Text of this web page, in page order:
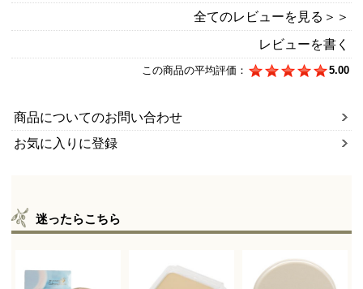
全てのレビューを見る＞＞
レビューを書く
この商品の平均評価： 5.00
商品についてのお問い合わせ
お気に入りに登録
迷ったらこちら